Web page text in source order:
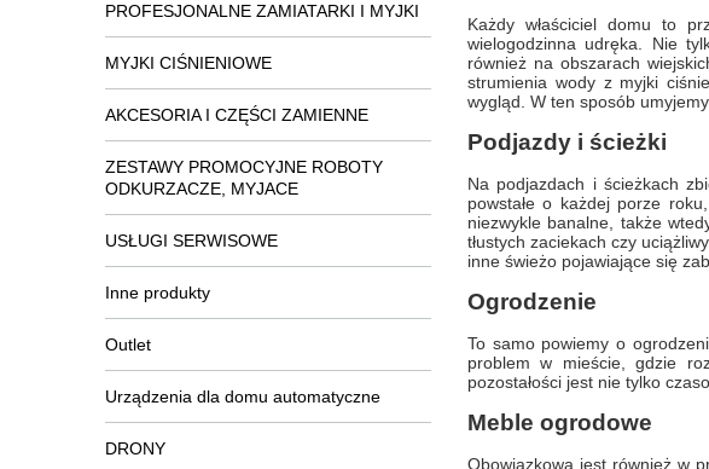
PROFESJONALNE ZAMIATARKI I MYJKI
MYJKI CIŚNIENIOWE
AKCESORIA I CZĘŚCI ZAMIENNE
ZESTAWY PROMOCYJNE ROBOTY
ODKURZACZE, MYJACE
USŁUGI SERWISOWE
Inne produkty
Outlet
Urządzenia dla domu automatyczne
DRONY
Każdy właściciel domu to
wielogodzinna udręka. Nie
również na obszarach
strumienia wody z myjki
wygląd. W ten sposób
Podjazdy i ścieżki
Na podjazdach i ścieżkach
powstałe o każdej porze
niezwykle banalne, także
tłustych zaciekach czy
inne świeżo pojawiające się
Ogrodzenie
To samo powiemy o
problem w mieście, gdzie
pozostałości jest nie tylko
Meble ogrodowe
Obowiązkowa jest również w